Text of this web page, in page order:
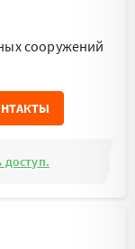
сооружений
доступ.